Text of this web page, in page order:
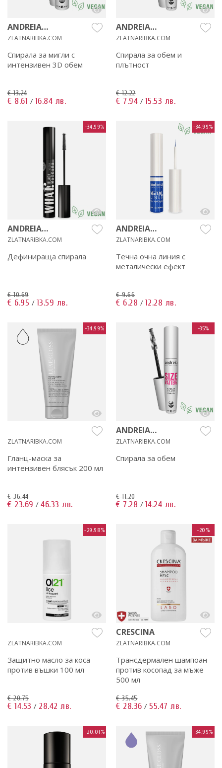
ANDREIA
PROFESSIONAL
ZLATNARIBKA.COM
Спирала за мигли с
интензивен 3D обем
€ 13.24
€ 8.61 / 16.84 лв.
ANDREIA
PROFESSIONAL
ZLATNARIBKA.COM
Спирала за обем и
плътност
€ 12.22
€ 7.94 / 15.53 лв.
-34.99%
ANDREIA
PROFESSIONAL
ZLATNARIBKA.COM
Дефинираща спирала
€ 10.69
€ 6.95 / 13.59 лв.
-34.99%
ANDREIA
PROFESSIONAL
ZLATNARIBKA.COM
Течна очна линия с
металически ефект
€ 9.66
€ 6.28 / 12.28 лв.
-34.99%
ZLATNARIBKA.COM
Гланц-маска за
интензивен блясък 200 мл
€ 36.44
€ 23.69 / 46.33 лв.
-35%
ANDREIA
PROFESSIONAL
ZLATNARIBKA.COM
Спирала за обем
€ 11.20
€ 7.28 / 14.24 лв.
-29.98%
ZLATNARIBKA.COM
Защитно масло за коса
против въшки 100 мл
€ 20.75
€ 14.53 / 28.42 лв.
-20%
CRESCINA
ZLATNARIBKA.COM
Трансдермален шампоан
против косопад за мъже
500 мл
€ 35.45
€ 28.36 / 55.47 лв.
-20.01% -34.99%